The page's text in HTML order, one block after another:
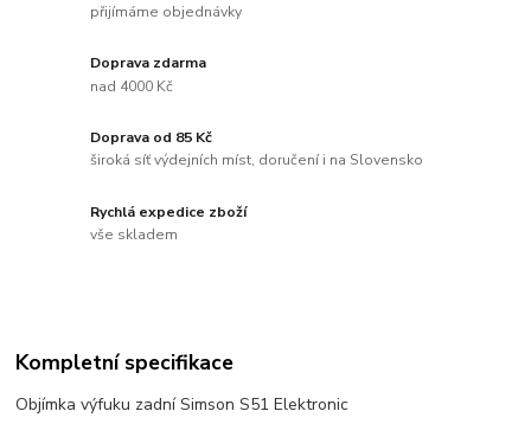
přijímáme objednávky
Doprava zdarma
nad 4000 Kč
Doprava od 85 Kč
široká síť výdejních míst, doručení i na Slovensko
Rychlá expedice zboží
vše skladem
Kompletní specifikace
Objímka výfuku zadní Simson S51 Elektronic